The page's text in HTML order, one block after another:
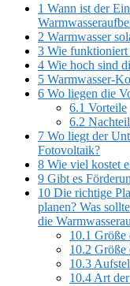
1 Wann ist der
2 Warmwasser
3 Wie funktioniert
4 Wie hoch sind
5 Warmwasser-
6 Wo liegen die
6.1 Vorteile
6.2
7 Wo liegt der
Fotovoltaik?
8 Wie viel kostet
9 Gibt es
10 Die richtige
planen? Was
die
10.1 Größe
10.2 Größe
10.3
10.4 Art